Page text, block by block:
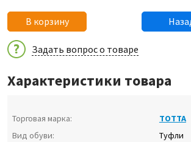
В корзину
Задать вопрос о товаре
Характеристики товара
Торговая марка:
ТОТТА
Вид обуви:
Туфли